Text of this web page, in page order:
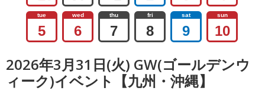
tue
5
wed
6
thu
7
fri
8
sat
9
sun
10
2026年3月31日(火) GW(ゴールデンウ
ィーク)イベント【九州・沖縄】